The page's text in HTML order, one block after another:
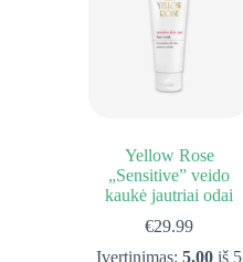
Yellow Rose
„Sensitive” veido
kaukė jautriai odai
€29.99
Įvertinimas:5.00 iš 5